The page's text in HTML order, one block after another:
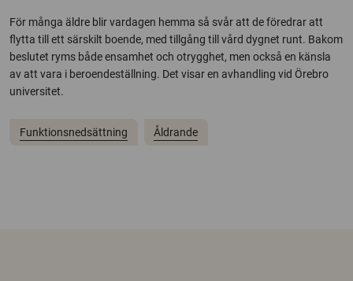
För många äldre blir vardagen hemma så svår att de föredrar att
flytta till ett särskilt boende, med tillgång till vård dygnet runt. Bakom
beslutet ryms både ensamhet och otrygghet, men också en känsla
av att vara i beroendeställning. Det visar en avhandling vid Örebro
universitet.
Funktionsnedsättning Åldrande